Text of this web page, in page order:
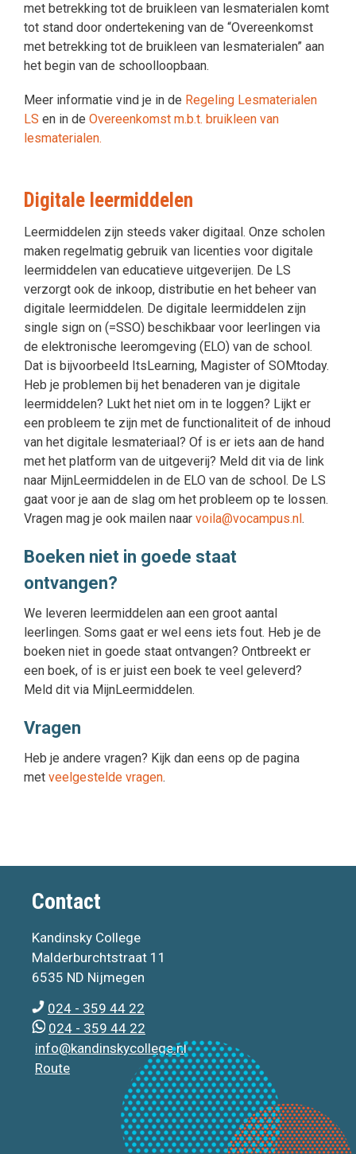
met betrekking tot de bruikleen van lesmaterialen komt
tot stand door ondertekening van de “Overeenkomst
met betrekking tot de bruikleen van lesmaterialen” aan
het begin van de schoolloopbaan.
Meer informatie vind je in de Regeling Lesmaterialen
LS en in de Overeenkomst m.b.t. bruikleen van
lesmaterialen.
Digitale leermiddelen
Leermiddelen zijn steeds vaker digitaal. Onze scholen
maken regelmatig gebruik van licenties voor digitale
leermiddelen van educatieve uitgeverijen. De LS
verzorgt ook de inkoop, distributie en het beheer van
digitale leermiddelen. De digitale leermiddelen zijn
single sign on (=SSO) beschikbaar voor leerlingen via
de elektronische leeromgeving (ELO) van de school.
Dat is bijvoorbeeld ItsLearning, Magister of SOMtoday.
Heb je problemen bij het benaderen van je digitale
leermiddelen? Lukt het niet om in te loggen? Lijkt er
een probleem te zijn met de functionaliteit of de inhoud
van het digitale lesmateriaal? Of is er iets aan de hand
met het platform van de uitgeverij? Meld dit via de link
naar MijnLeermiddelen in de ELO van de school. De LS
gaat voor je aan de slag om het probleem op te lossen.
Vragen mag je ook mailen naar voila@vocampus.nl.
Boeken niet in goede staat
ontvangen?
We leveren leermiddelen aan een groot aantal
leerlingen. Soms gaat er wel eens iets fout. Heb je de
boeken niet in goede staat ontvangen? Ontbreekt er
een boek, of is er juist een boek te veel geleverd?
Meld dit via MijnLeermiddelen.
Vragen
Heb je andere vragen? Kijk dan eens op de pagina
met veelgestelde vragen.
Contact
Kandinsky College
Malderburchtstraat 11
6535 ND Nijmegen
024 - 359 44 22
024 - 359 44 22
info@kandinskycollege.nl
Route